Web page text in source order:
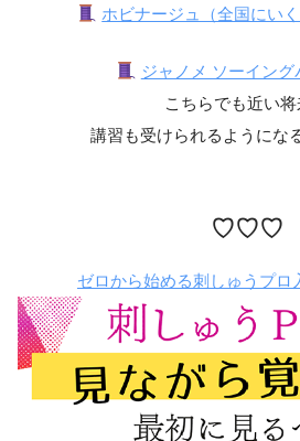
ホビナージュ（全国にい
ジャノメ ソーイング
こちらでも近い将
講習も受けられるようにな
♡♡♡
ゼロから始める刺しゅうプロ